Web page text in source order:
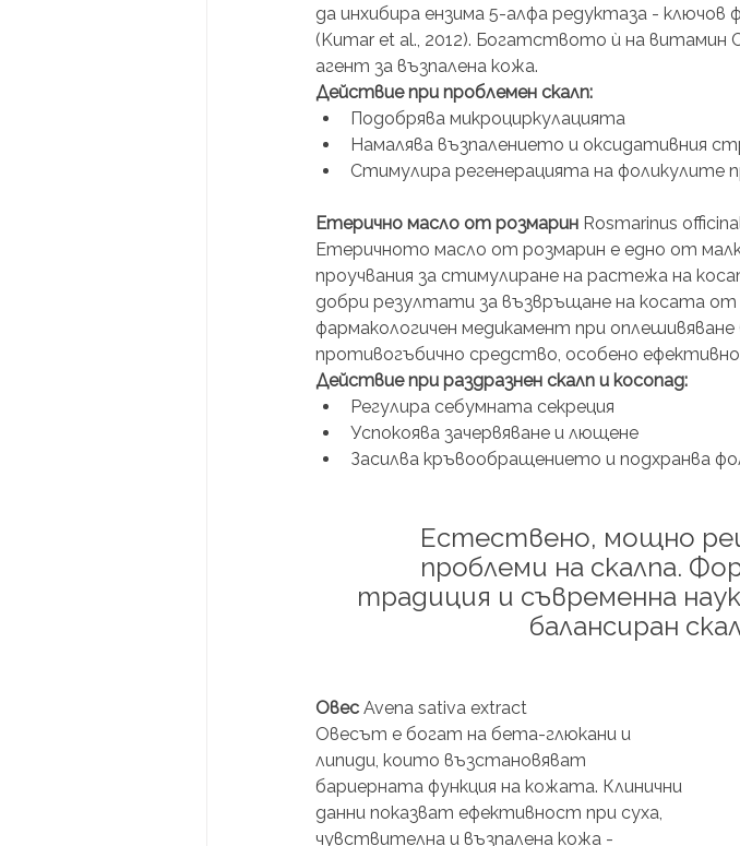
да инхибира ензима 5-алфа редуктаза -
(Kumar et al., 2012). Богатството ѝ на витамин
агент за възпалена кожа.
Действие при проблемен скалп:
Подобрява микроциркулацията
Намалява възпалението и оксидативния
Стимулира регенерацията на фоликулите
Етерично масло от розмарин Rosmarinus
Етеричното масло от розмарин е едно от
проучвания за стимулиране на растежа на
добри резултати за възвръщане на косата
фармакологичен медикамент при оплешивяване
противогъбично средство, особено
Действие при раздразнен скалп и косопад:
Регулира себумната секреция
Успокоява зачервяване и лющене
Засилва кръвообращението и подхранва
Естествено, мощно
проблеми на скалпа.
традиция и съвременна
балансиран
Овес Avena sativa extract
Овесът е богат на бета-глюкани и
липиди, които възстановяват
бариерната функция на кожата. Клинични
данни показват ефективност при суха,
чувствителна и възпалена кожа -